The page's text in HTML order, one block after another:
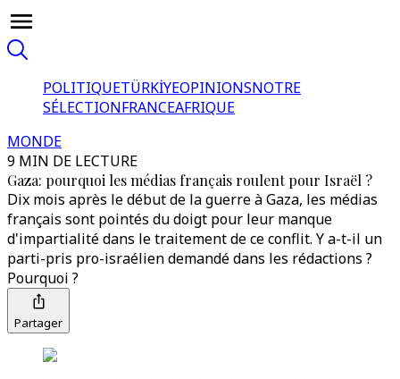
POLITIQUETÜRKİYEOPINIONSNOTRE
SÉLECTIONFRANCEAFRIQUE
MONDE
9 MIN DE LECTURE
Gaza: pourquoi les médias français roulent pour Israël ?
Dix mois après le début de la guerre à Gaza, les médias
français sont pointés du doigt pour leur manque
d'impartialité dans le traitement de ce conflit. Y a-t-il un
parti-pris pro-israélien demandé dans les rédactions ?
Pourquoi ?
Partager